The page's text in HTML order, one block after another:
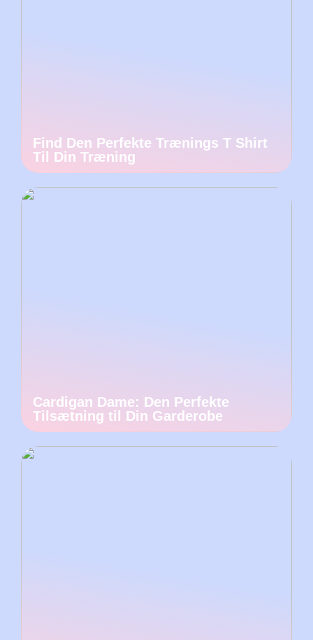
Find Den Perfekte Trænings T Shirt
Til Din Træning
Cardigan Dame: Den Perfekte
Tilsætning til Din Garderobe